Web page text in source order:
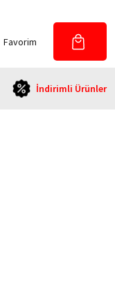
Favorim
İndirimli Ürünler